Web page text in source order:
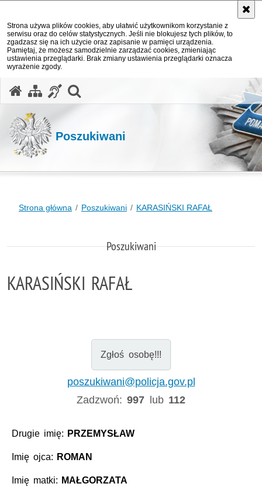
Strona używa plików cookies, aby ułatwić użytkownikom korzystanie z
serwisu oraz do celów statystycznych. Jeśli nie blokujesz tych plików, to
zgadzasz się na ich użycie oraz zapisanie w pamięci urządzenia.
Pamiętaj, że możesz samodzielnie zarządzać cookies, zmieniając
ustawienia przeglądarki. Brak zmiany ustawienia przeglądarki oznacza
wyrażenie zgody.
Poszukiwani
Strona główna Poszukiwani KARASIŃSKI RAFAŁ
Poszukiwani
KARASIŃSKI RAFAŁ
Zgłoś osobę!!!
poszukiwani@policja.gov.pl
Zadzwoń:997 lub 112
Drugie imię: PRZEMYSŁAW
Imię ojca: ROMAN
Imię matki: MAŁGORZATA